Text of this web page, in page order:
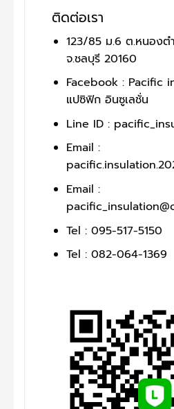
ติดต่อเรา
123/85 ม.6 ต.หนอง
จ.ชลบุรี 20160
Facebook : Pacific
แปซิฟิก อินซูเลชั่น
Line ID :
Email :
Email :
Tel : 095-517-5150
Tel : 082-064-1369